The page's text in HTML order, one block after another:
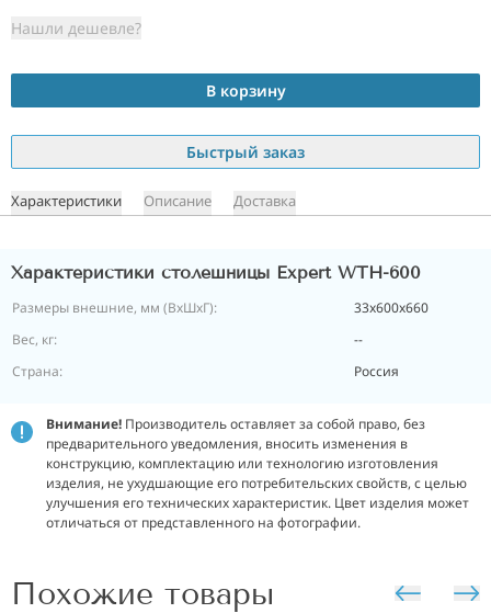
Нашли дешевле?
В корзину
Быстрый заказ
Характеристики Описание Доставка
Характеристики столешницы Expert WTH-600
Размеры внешние, мм (ВхШхГ):
33x600x660
Вес, кг:
--
Страна:
Россия
Внимание! Производитель оставляет за собой право, без
предварительного уведомления, вносить изменения в
конструкцию, комплектацию или технологию изготовления
изделия, не ухудшающие его потребительских свойств, с целью
улучшения его технических характеристик. Цвет изделия может
отличаться от представленного на фотографии.
Похожие товары